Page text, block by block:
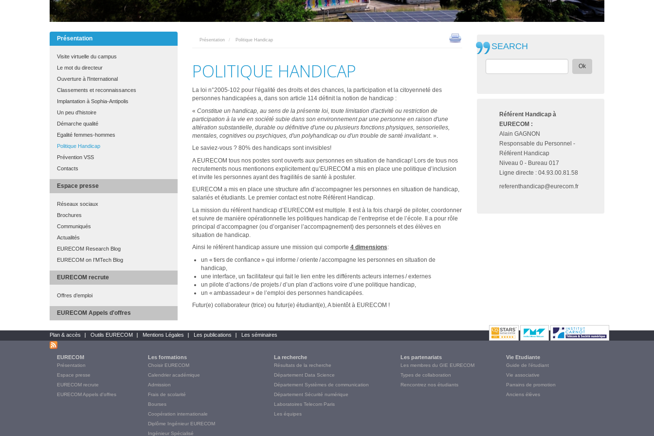
MAIN
MENU
FINAL
Présentation
Visite virtuelle du campus
Le mot du directeur
Ouverture à l'International
Classements et reconnaissances
Implantation à Sophia-Antipolis
Un peu d'histoire
Démarche qualité
Egalité femmes-hommes
Politique Handicap
Prévention VSS
Contacts
Espace presse
Réseaux sociaux
Brochures
Communiqués
Actualités
EURECOM Research Blog
EURECOM on I'MTech Blog
EURECOM recrute
Offres d’emploi
EURECOM Appels d'offres
Présentation Politique Handicap
POLITIQUE HANDICAP
La loi n°2005-102 pour l'égalité des droits et des chances, la participation et la citoyenneté des
personnes handicapées a, dans son article 114 définit la notion de handicap :
« Constitue un handicap, au sens de la présente loi, toute limitation d'activité ou restriction de
participation à la vie en société subie dans son environnement par une personne en raison d'une
altération substantielle, durable ou définitive d'une ou plusieurs fonctions physiques, sensorielles,
mentales, cognitives ou psychiques, d'un polyhandicap ou d'un trouble de santé invalidant. ».
Le saviez-vous ? 80% des handicaps sont invisibles!
A EURECOM tous nos postes sont ouverts aux personnes en situation de handicap! Lors de tous nos
recrutements nous mentionons explicitement qu’EURECOM a mis en place une politique d’inclusion
et invite les personnes ayant des fragilités de santé à postuler.
EURECOM a mis en place une structure afin d’accompagner les personnes en situation de handicap,
salariés et étudiants. Le premier contact est notre Référent Handicap.
La mission du référent handicap d’EURECOM est multiple. Il est à la fois chargé de piloter, coordonner
et suivre de manière opérationnelle les politiques handicap de l’entreprise et de l’école. Il a pour rôle
principal d’accompagner (ou d’organiser l’accompagnement) des personnels et des élèves en
situation de handicap.
Ainsi le référent handicap assure une mission qui comporte 4 dimensions:
un « tiers de confiance » qui informe / oriente / accompagne les personnes en situation de
handicap,
une interface, un facilitateur qui fait le lien entre les différents acteurs internes / externes
un pilote d’actions / de projets / d’un plan d’actions voire d’une politique handicap,
un « ambassadeur » de l’emploi des personnes handicapées.
Futur(e) collaborateur (trice) ou futur(e) étudiant(e), A bientôt à EURECOM !
SEARCH
Ok
Référent Handicap à
EURECOM :
Alain GAGNON
Responsable du Personnel -
Référent Handicap
Niveau 0 - Bureau 017
Ligne directe : 04.93.00.81.58
referenthandicap@eurecom.fr
Bottom
links
Plan & accès Outils EURECOM Mentions Légales Les publications Les séminaires
Main
Menu
Final
EURECOM
Présentation
Espace presse
EURECOM recrute
EURECOM Appels d'offres
Les formations
Choisir EURECOM
Calendrier académique
Admission
Frais de scolarité
Bourses
Coopération internationale
Diplôme Ingénieur EURECOM
Ingénieur Spécialisé
La recherche
Résultats de la recherche
Département Data Science
Département Systèmes de communication
Département Sécurité numérique
Laboratoires Telecom Paris
Les équipes
Les partenariats
Les membres du GIE EURECOM
Types de collaboration
Rencontrez nos étudiants
Vie Etudiante
Guide de l'étudiant
Vie associative
Parrains de promotion
Anciens élèves